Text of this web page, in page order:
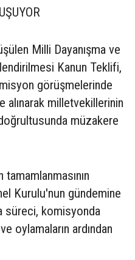
Milli Dayanışma ve
Kanun Teklifi,
görüşmelerinde
milletvekillerinin
müzakere
Kurulu'nun gündemine
süreci, komisyonda
oylamaların ardından